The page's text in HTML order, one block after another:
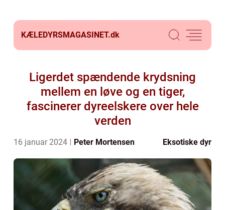
KÆLEDYRSMAGASINET.dk
Ligerdet spændende krydsning
mellem en løve og en tiger,
fascinerer dyreelskere over hele
verden
16 januar 2024 Peter Mortensen Eksotiske dyr